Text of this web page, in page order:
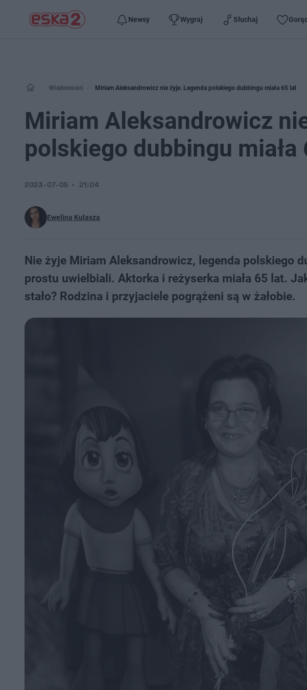
Newsy Wygraj Słuchaj
Wiadomości Miriam Aleksandrowicz nie żyje. Legenda polskiego dubbingu miała 65 lat
Miriam Aleksandrowicz
polskiego dubbingu miała
Ewelina Kulasza
2023-07-05 21:04
Nie żyje Miriam Aleksandrowicz, legenda polskiego
prostu uwielbiali. Aktorka i reżyserka miała 65 lat.
stało? Rodzina i przyjaciele pogrążeni są w żałobie.